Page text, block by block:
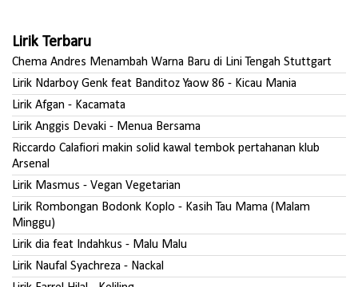
Lirik Terbaru
Chema Andres Menambah Warna Baru di Lini Tengah Stuttgart
Lirik Ndarboy Genk feat Banditoz Yaow 86 - Kicau Mania
Lirik Afgan - Kacamata
Lirik Anggis Devaki - Menua Bersama
Riccardo Calafiori makin solid kawal tembok pertahanan klub
Arsenal
Lirik Masmus - Vegan Vegetarian
Lirik Rombongan Bodonk Koplo - Kasih Tau Mama (Malam
Minggu)
Lirik dia feat Indahkus - Malu Malu
Lirik Naufal Syachreza - Nackal